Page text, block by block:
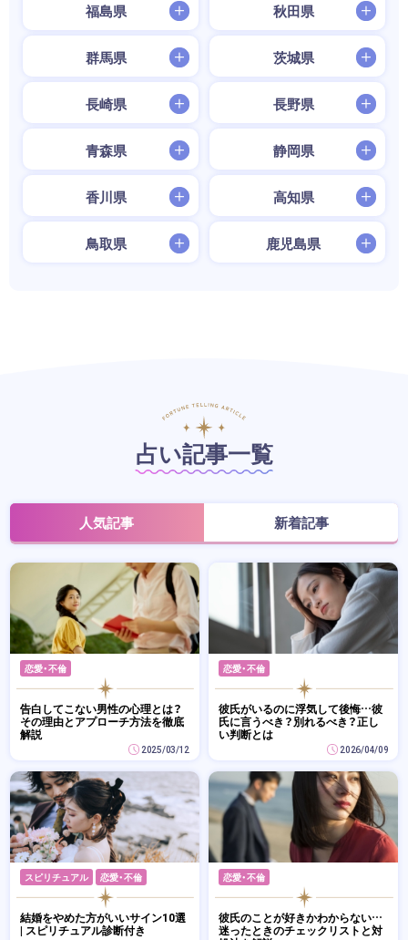
福島県 秋田県
群馬県 茨城県
長崎県 長野県
青森県 静岡県
香川県 高知県
鳥取県 鹿児島県
占い記事一覧
人気記事 新着記事
恋愛・不倫
告白してこない男性の心理とは？
その理由とアプローチ方法を徹底
解説
2025/03/12
恋愛・不倫
彼氏がいるのに浮気して後悔…彼
氏に言うべき？別れるべき？正し
い判断とは
2026/04/09
スピリチュアル 恋愛・不倫
結婚をやめた方がいいサイン10選
| スピリチュアル診断付き
恋愛・不倫
彼氏のことが好きかわからない…
迷ったときのチェックリストと対